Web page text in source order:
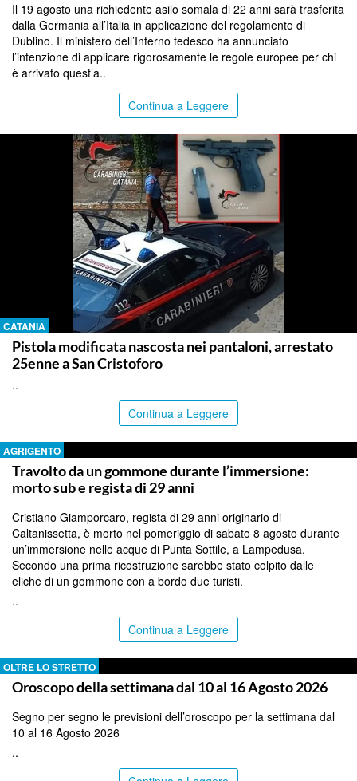
Il 19 agosto una richiedente asilo somala di 22 anni sarà trasferita
dalla Germania all’Italia in applicazione del regolamento di
Dublino. Il ministero dell’Interno tedesco ha annunciato
l’intenzione di applicare rigorosamente le regole europee per chi
è arrivato quest’a..
Continua a Leggere
CATANIA
Pistola modificata nascosta nei pantaloni, arrestato
25enne a San Cristoforo
..
Continua a Leggere
AGRIGENTO
Travolto da un gommone durante l’immersione:
morto sub e regista di 29 anni
Cristiano Giamporcaro, regista di 29 anni originario di
Caltanissetta, è morto nel pomeriggio di sabato 8 agosto durante
un’immersione nelle acque di Punta Sottile, a Lampedusa.
Secondo una prima ricostruzione sarebbe stato colpito dalle
eliche di un gommone con a bordo due turisti.
..
Continua a Leggere
OLTRE LO STRETTO
Oroscopo della settimana dal 10 al 16 Agosto 2026
Segno per segno le previsioni dell’oroscopo per la settimana dal
10 al 16 Agosto 2026
..